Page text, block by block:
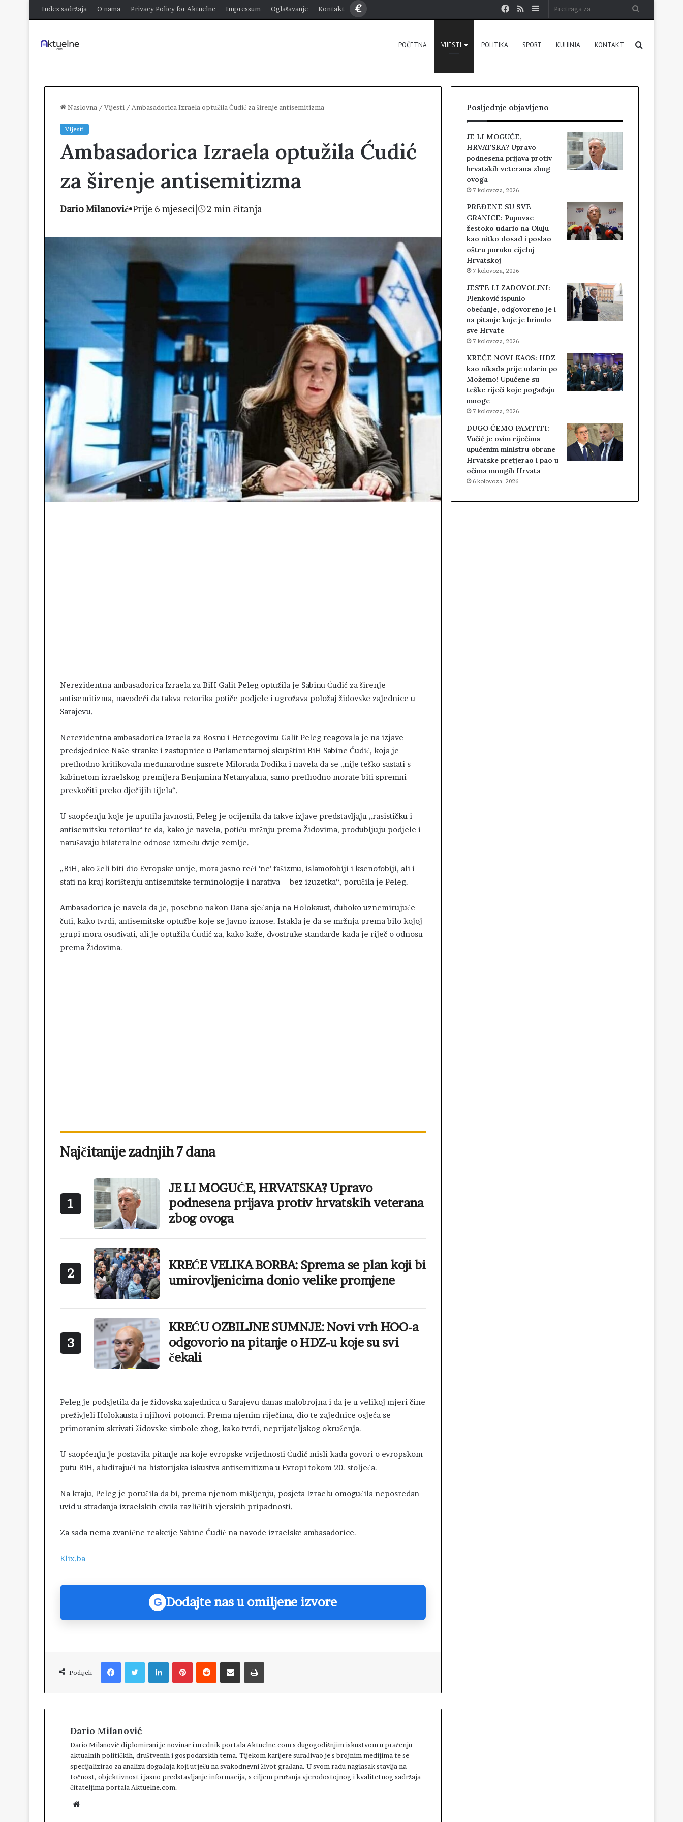
Index sadržaja O nama Privacy Policy for Aktuelne Impressum Oglašavanje Kontakt € Sidebar
RSS
Facebook
POČETNA VIJESTI POLITIKA SPORT KUHINJA KONTAKT Pretraga
Naslovna / Vijesti / Ambasadorica Izraela optužila Ćudić za širenje antisemitizma
Vijesti
Ambasadorica Izraela optužila Ćudić
za širenje antisemitizma
Dario Milanović•Prije 6 mjeseci 2 min čitanja
Nerezidentna ambasadorica Izraela za BiH Galit Peleg optužila je Sabinu Ćudić za širenje
antisemitizma, navodeći da takva retorika potiče podjele i ugrožava položaj židovske zajednice u
Sarajevu.
Nerezidentna ambasadorica Izraela za Bosnu i Hercegovinu Galit Peleg reagovala je na izjave
predsjednice Naše stranke i zastupnice u Parlamentarnoj skupštini BiH Sabine Ćudić, koja je
prethodno kritikovala međunarodne susrete Milorada Dodika i navela da se „nije teško sastati s
kabinetom izraelskog premijera Benjamina Netanyahua, samo prethodno morate biti spremni
preskočiti preko dječijih tijela“.
U saopćenju koje je uputila javnosti, Peleg je ocijenila da takve izjave predstavljaju „rasističku i
antisemitsku retoriku“ te da, kako je navela, potiču mržnju prema Židovima, produbljuju podjele i
narušavaju bilateralne odnose između dvije zemlje.
„BiH, ako želi biti dio Evropske unije, mora jasno reći ‘ne’ fašizmu, islamofobiji i ksenofobiji, ali i
stati na kraj korištenju antisemitske terminologije i narativa – bez izuzetka“, poručila je Peleg.
Ambasadorica je navela da je, posebno nakon Dana sjećanja na Holokaust, duboko uznemirujuće
čuti, kako tvrdi, antisemitske optužbe koje se javno iznose. Istakla je da se mržnja prema bilo kojoj
grupi mora osuđivati, ali je optužila Ćudić za, kako kaže, dvostruke standarde kada je riječ o odnosu
prema Židovima.
Najčitanije zadnjih 7 dana
1
JE LI MOGUĆE, HRVATSKA? Upravo
podnesena prijava protiv hrvatskih veterana
zbog ovoga
2
KREĆE VELIKA BORBA: Sprema se plan koji bi
umirovljenicima donio velike promjene
3
KREĆU OZBILJNE SUMNJE: Novi vrh HOO-a
odgovorio na pitanje o HDZ-u koje su svi
čekali
Peleg je podsjetila da je židovska zajednica u Sarajevu danas malobrojna i da je u velikoj mjeri čine
preživjeli Holokausta i njihovi potomci. Prema njenim riječima, dio te zajednice osjeća se
primoranim skrivati židovske simbole zbog, kako tvrdi, neprijateljskog okruženja.
U saopćenju je postavila pitanje na koje evropske vrijednosti Ćudić misli kada govori o evropskom
putu BiH, aludirajući na historijska iskustva antisemitizma u Evropi tokom 20. stoljeća.
Na kraju, Peleg je poručila da bi, prema njenom mišljenju, posjeta Izraelu omogućila neposredan
uvid u stradanja izraelskih civila različitih vjerskih pripadnosti.
Za sada nema zvanične reakcije Sabine Ćudić na navode izraelske ambasadorice.
Klix.ba
G Dodajte nas u omiljene izvore
Podijeli
Facebook LinkedIn
Dario Milanović
Dario Milanović diplomirani je novinar i urednik portala Aktuelne.com s dugogodišnjim iskustvom u praćenju
aktualnih političkih, društvenih i gospodarskih tema. Tijekom karijere surađivao je s brojnim medijima te se
specijalizirao za analizu događaja koji utječu na svakodnevni život građana. U svom radu naglasak stavlja na
točnost, objektivnost i jasno predstavljanje informacija, s ciljem pružanja vjerodostojnog i kvalitetnog sadržaja
čitateljima portala Aktuelne.com.
Posljednje objavljeno
JE LI MOGUĆE,
HRVATSKA? Upravo
podnesena prijava protiv
hrvatskih veterana zbog
ovoga
7 kolovoza, 2026
PREĐENE SU SVE
GRANICE: Pupovac
žestoko udario na Oluju
kao nitko dosad i poslao
oštru poruku cijeloj
Hrvatskoj
7 kolovoza, 2026
JESTE LI ZADOVOLJNI:
Plenković ispunio
obećanje, odgovoreno je i
na pitanje koje je brinulo
sve Hrvate
7 kolovoza, 2026
KREĆE NOVI KAOS: HDZ
kao nikada prije udario po
Možemo! Upućene su
teške riječi koje pogađaju
mnoge
7 kolovoza, 2026
DUGO ĆEMO PAMTITI:
Vučić je ovim riječima
upućenim ministru obrane
Hrvatske pretjerao i pao u
očima mnogih Hrvata
6 kolovoza, 2026